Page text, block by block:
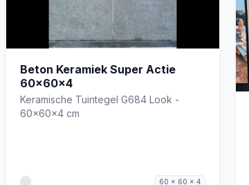
Beton Keramiek Super Actie
60x60x4
Keramische Tuintegel G684 Look -
60x60x4 cm
60 x 60 x 4